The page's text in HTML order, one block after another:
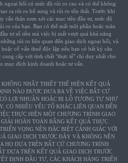
ngoại hối có mức độ rủi ro cao và có thể không
ra rủi ro bổ sung và rủi ro tổn thất. Trước khi
cẩn thận xem xét các mục tiêu đầu tư, mức độ
ro của bạn. Bạn có thể mất một phần hoặc toàn
tư số tiền mà việc bị mất vượt quá khả năng
rủi ro liên quan đến giao dịch ngoại hối, và
cố vấn thuế độc lập nếu bạn có bất kỳ câu
cấp với tính chất "thực tế" chỉ duy nhất cho
mục đích kinh doanh hoặc tư vấn.
NHẤT THIẾT THỂ HIỆN KẾT QUẢ
NÀO ĐƯỢC ĐƯA RA VỀ VIỆC BẤT CỨ
LỢI NHUẬN HOẶC BỊ LỖ TƯƠNG TỰ NHƯ
CÓ NHIỀU YẾU TỐ KHÁC LIÊN QUAN ĐẾN
THỰC HIỆN MỘT CHƯƠNG TRÌNH GIAO
HOÀN TOÀN BẰNG KẾT QUẢ THỰC
VỌNG NÊN ĐẶC BIỆT CẢNH GIÁC VỚI
GIAO DỊCH TRƯỚC ĐÂY VÀ KHÔNG NÊN
HỌ DỰA TRÊN BẤT CỨ CHƯƠNG TRÌNH
DỰA TRÊN KẾT QUẢ GIAO DỊCH TRƯỚC
ĐỊNH ĐẦU TƯ, CÁC KHÁCH HÀNG TRIỂN